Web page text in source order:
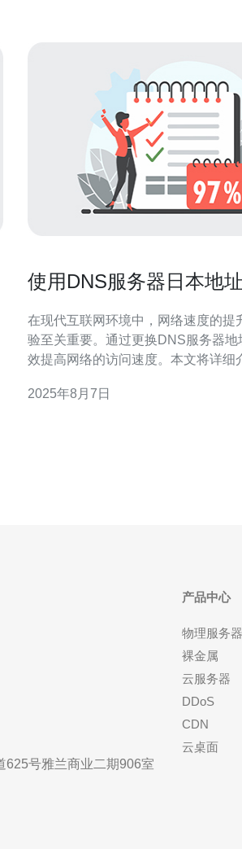
使用DNS服务器日本地
在现代互联网环境中，网络速度的提
验至关重要。通过更换DNS服务器地
效提高网络的访问速度。本文将详细
作步骤。 1. 了解DNS服务器的作用 DNS（域名系
2025年8月7日
625号雅兰商业二期906室
产品中心
物理服务器
裸金属
云服务器
DDoS
CDN
云桌面